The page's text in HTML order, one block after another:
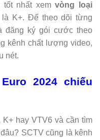
tốt nhất xemvòng loại
là K+. Để theo dõi từng
đăng ký gói cước theo
kênh chất lượng video,
nét.
2024 chiếu
hay VTV6 và cần tìm
SCTV cũng là kênh